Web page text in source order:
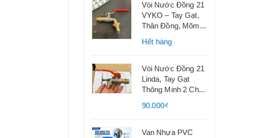
Vòi Nước Đồng 21
VYKO – Tay Gạt,
Thân Đồng, Mõm...
Hết hàng
Vòi Nước Đồng 21
Linda, Tay Gạt
Thông Minh 2 Ch...
90.000₫
Van Nhựa PVC